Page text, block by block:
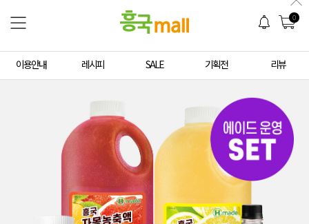
0
이용안내 레시피 SALE 기획전 리뷰